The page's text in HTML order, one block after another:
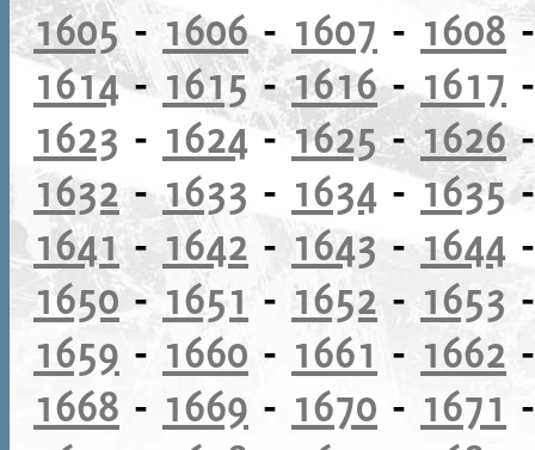
1605 - 1606- 1607 - 1608
1614- 1615-1616-1617
1623 - 1624-1625-1626
1632- 1633 - 1634 -1635
1641- 1642 - 1643 - 1644
1650-1651 - 1652 - 1653
1659 - 1660 - 1661 - 1662
1668 - 1669 - 1670 - 1671